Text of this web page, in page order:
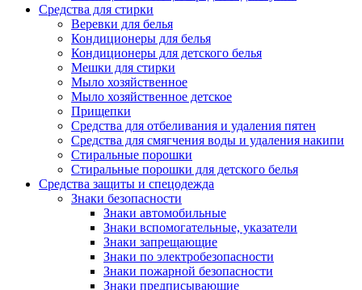
Средства для стирки
Веревки для белья
Кондиционеры для белья
Кондиционеры для детского белья
Мешки для стирки
Мыло хозяйственное
Мыло хозяйственное детское
Прищепки
Средства для отбеливания и удаления пятен
Средства для смягчения воды и удаления накипи
Стиральные порошки
Стиральные порошки для детского белья
Средства защиты и спецодежда
Знаки безопасности
Знаки автомобильные
Знаки вспомогательные, указатели
Знаки запрещающие
Знаки по электробезопасности
Знаки пожарной безопасности
Знаки предписывающие